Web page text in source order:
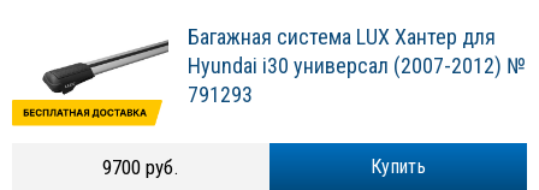
Багажная система LUX Хантер для
Hyundai i30 универсал (2007-2012) №
791293
Купить
9700 руб.